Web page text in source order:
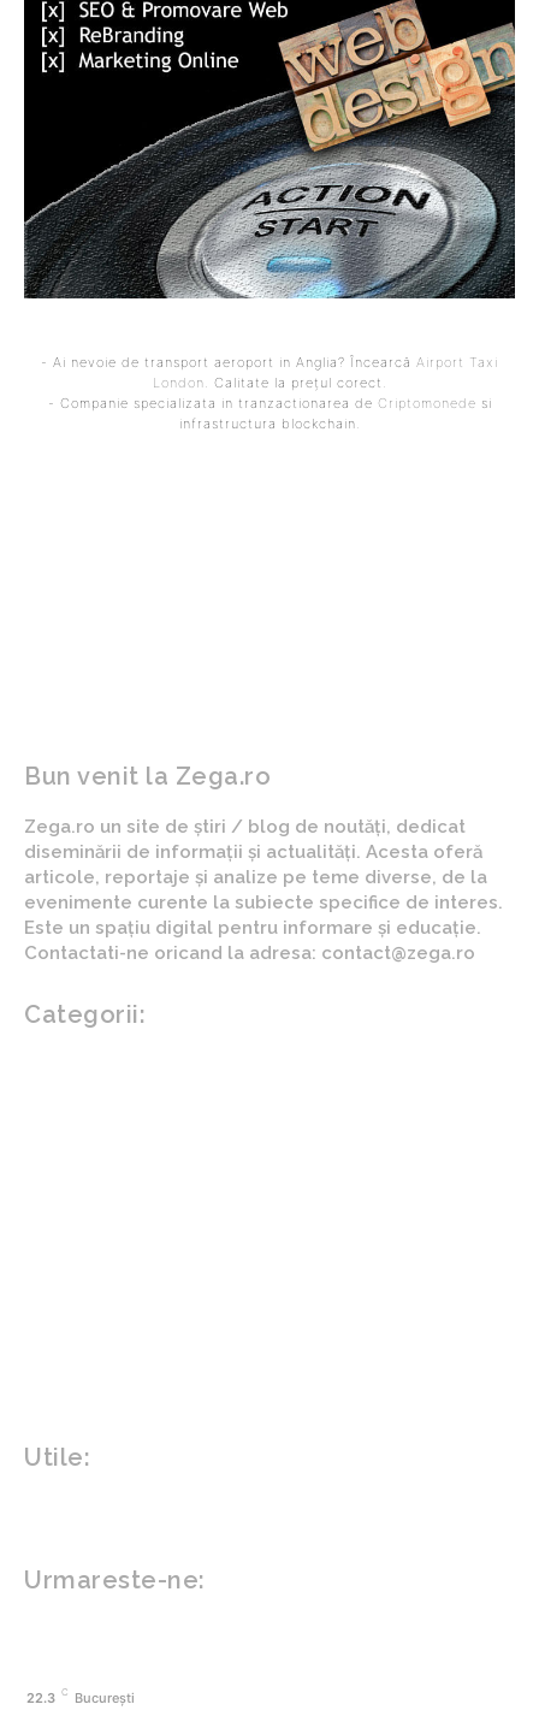
- Ai nevoie de transport aeroport in Anglia? Încearcă Airport Taxi
London . Calitate la prețul corect.
- Companie specializata in tranzactionarea de Criptomonede si
infrastructura blockchain.
Bun venit la Zega.ro
Zega.ro un site de știri / blog de noutăți, dedicat
diseminării de informații și actualități. Acesta oferă
articole, reportaje și analize pe teme diverse, de la
evenimente curente la subiecte specifice de interes.
Este un spațiu digital pentru informare și educație.
Contactati-ne oricand la adresa: contact@zega.ro
Categorii:
Utile:
Urmareste-ne:
22.3 C București